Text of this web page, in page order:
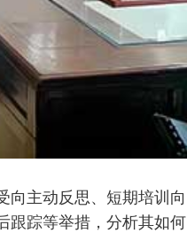
向主动反思、短期培训向
跟踪等举措，分析其如何